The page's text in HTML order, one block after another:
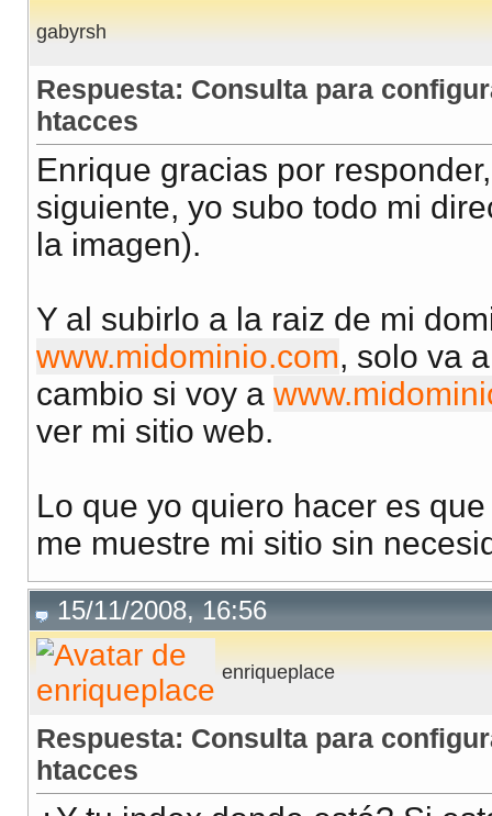
gabyrsh
Respuesta: Consulta para
htacces
Enrique gracias por
siguiente, yo subo todo mi
la imagen).
Y al subirlo a la raiz de mi
www.midominio.com, solo va
cambio si voy a
ver mi sitio web.
Lo que yo quiero hacer es
me muestre mi sitio sin
15/11/2008, 16:56
enriqueplace
Respuesta: Consulta para
htacces